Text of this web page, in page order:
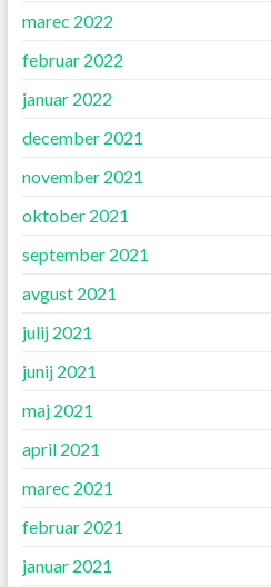
marec 2022
februar 2022
januar 2022
december 2021
november 2021
oktober 2021
september 2021
avgust 2021
julij 2021
junij 2021
maj 2021
april 2021
marec 2021
februar 2021
januar 2021